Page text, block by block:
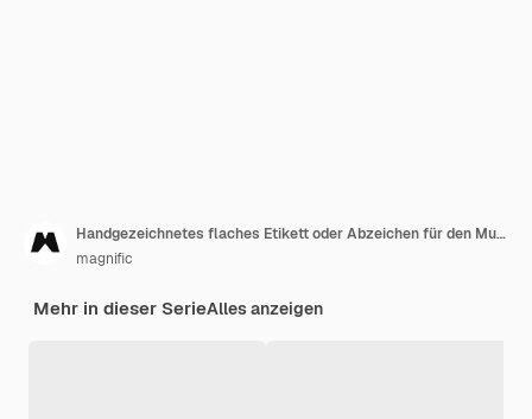
Handgezeichnetes flaches Etikett oder Abzeichen für den Muttertag
magnific
Mehr in dieser SerieAlles anzeigen